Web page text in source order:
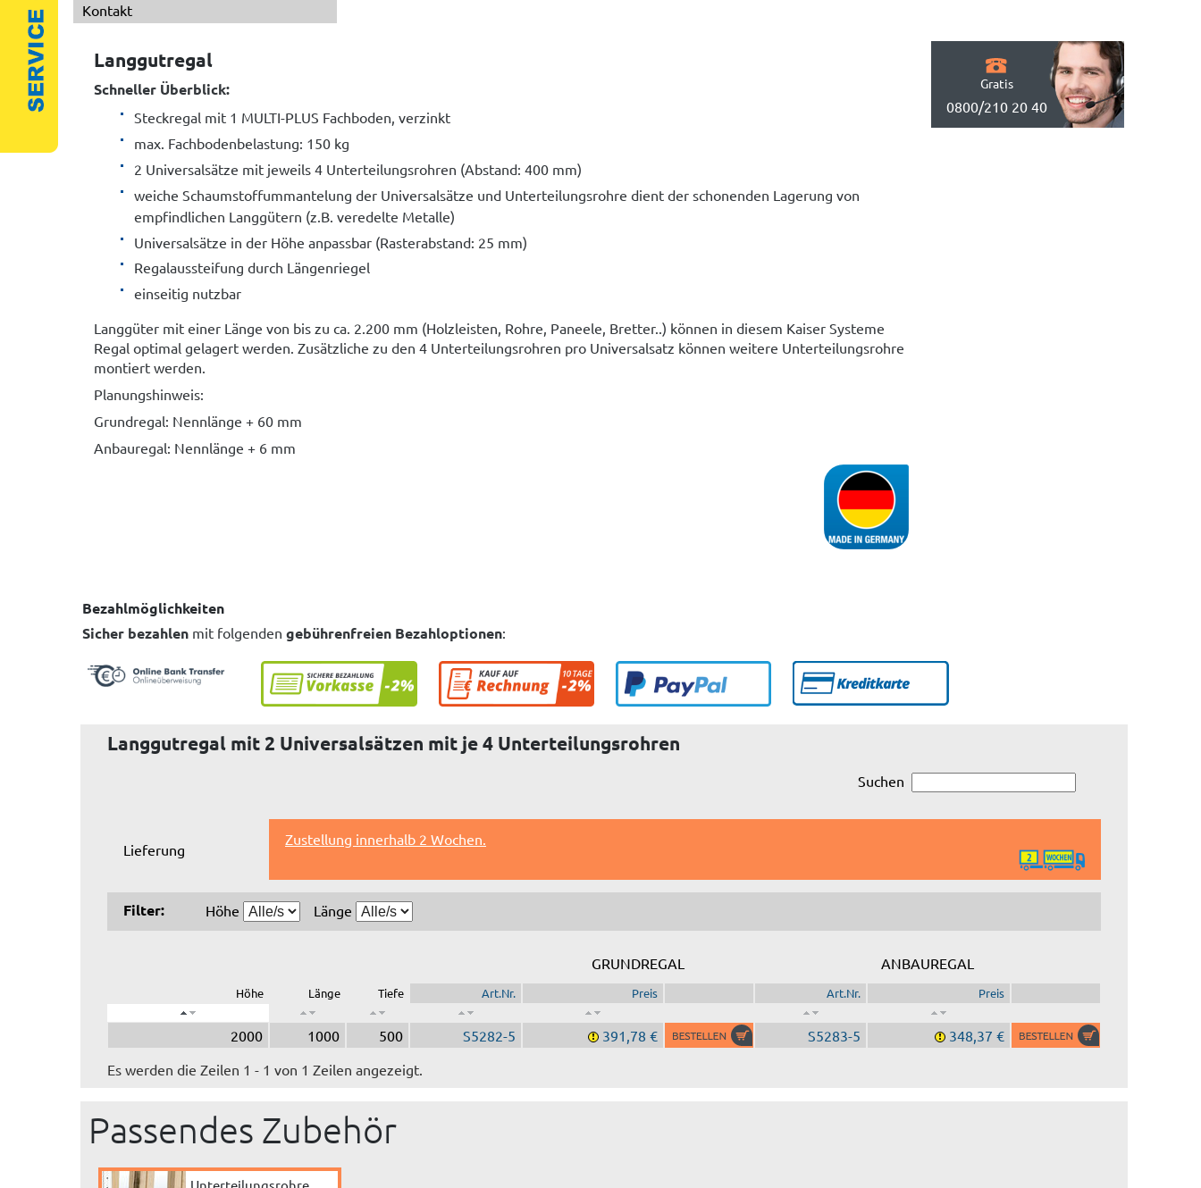
Kontakt
Langgutregal
Schneller Überblick:
Steckregal mit 1 MULTI-PLUS Fachboden, verzinkt
max. Fachbodenbelastung: 150 kg
2 Universalsätze mit jeweils 4 Unterteilungsrohren (Abstand: 400 mm)
weiche Schaumstoffummantelung der Universalsätze und Unterteilungsrohre dient der schonenden Lagerung von
empfindlichen Langgütern (z.B. veredelte Metalle)
Universalsätze in der Höhe anpassbar (Rasterabstand: 25 mm)
Regalaussteifung durch Längenriegel
einseitig nutzbar
Langgüter mit einer Länge von bis zu ca. 2.200 mm (Holzleisten, Rohre, Paneele, Bretter..) können in diesem Kaiser Systeme
Regal optimal gelagert werden. Zusätzliche zu den 4 Unterteilungsrohren pro Universalsatz können weitere Unterteilungsrohre
montiert werden.
Planungshinweis:
Grundregal: Nennlänge + 60 mm
Anbauregal: Nennlänge + 6 mm
Gratis
0800/210 20 40
Bezahlmöglichkeiten
Sicher bezahlen mit folgenden gebührenfreien Bezahloptionen:
Langgutregal mit 2 Universalsätzen mit je 4 Unterteilungsrohren
Suchen
Lieferung
Zustellung innerhalb 2 Wochen.
Filter: Höhe Länge
GRUNDREGAL ANBAUREGAL
Höhe Länge Tiefe Art.Nr. Preis Art.Nr. Preis
2000 1000 500 S5282-5 391,78 € S5283-5
348,37 €
Es werden die Zeilen 1 - 1 von 1 Zeilen angezeigt.
Passendes Zubehör